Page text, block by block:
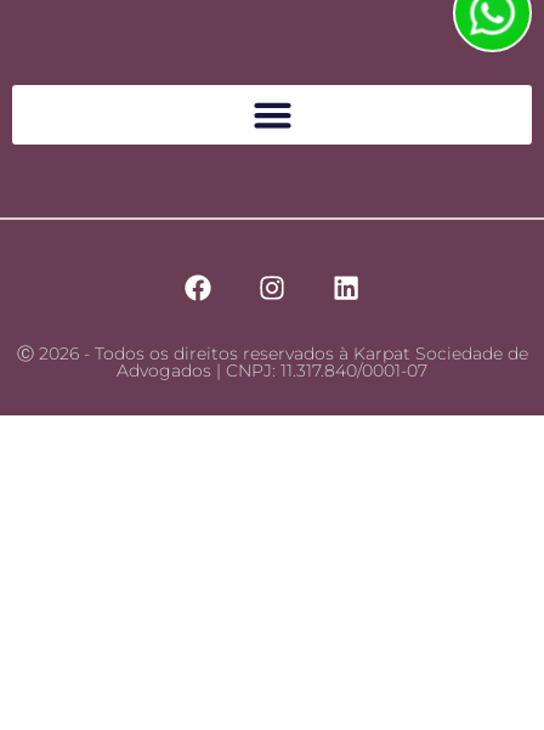
Ⓒ 2026 - Todos os direitos reservados à Karpat Sociedade de
Advogados | CNPJ: 11.317.840/0001-07